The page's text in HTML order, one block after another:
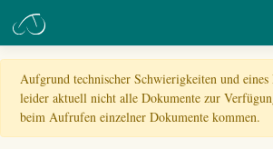
Aufgrund technischer Schwierigkeiten und eines
leider aktuell nicht alle Dokumente zur
beim Aufrufen einzelner Dokumente kommen.